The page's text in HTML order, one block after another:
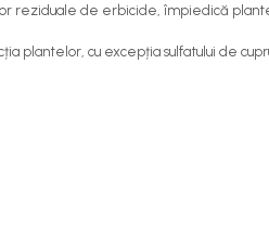
reziduale de erbicide, împiedică
plantelor, cu excepția sulfatului de